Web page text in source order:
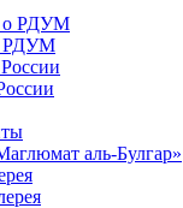
о РДУМ
РДУМ
аль-Булгар»